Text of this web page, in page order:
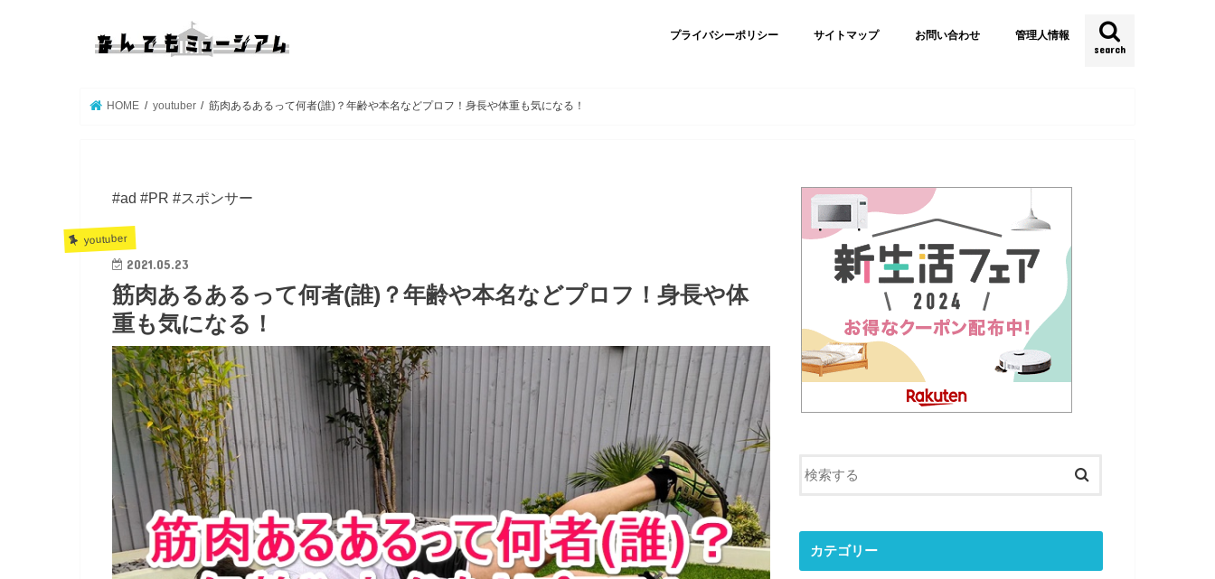
search
プライバシーポリシー サイトマップ お問い合わせ 管理人情報
HOME youtuber 筋肉あるあるって何者(誰)？年齢や本名などプロフ！身長や体重も気になる！
#ad #PR #スポンサー
youtuber
2021.05.23
筋肉あるあるって何者(誰)？年齢や本名などプロフ！身長や体
重も気になる！
カテゴリー